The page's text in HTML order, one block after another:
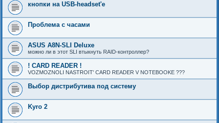
кнопки на USB-headset'е
Проблема с часами
ASUS A8N-SLI Deluxe
можно ли в этот SLI втыкнуть RAID-контроллер?
! CARD READER !
VOZMOZNOLI NASTROIT' CARD READER V NOTEBOOKE ???
Выбор дистрибутива под систему
Kyro 2